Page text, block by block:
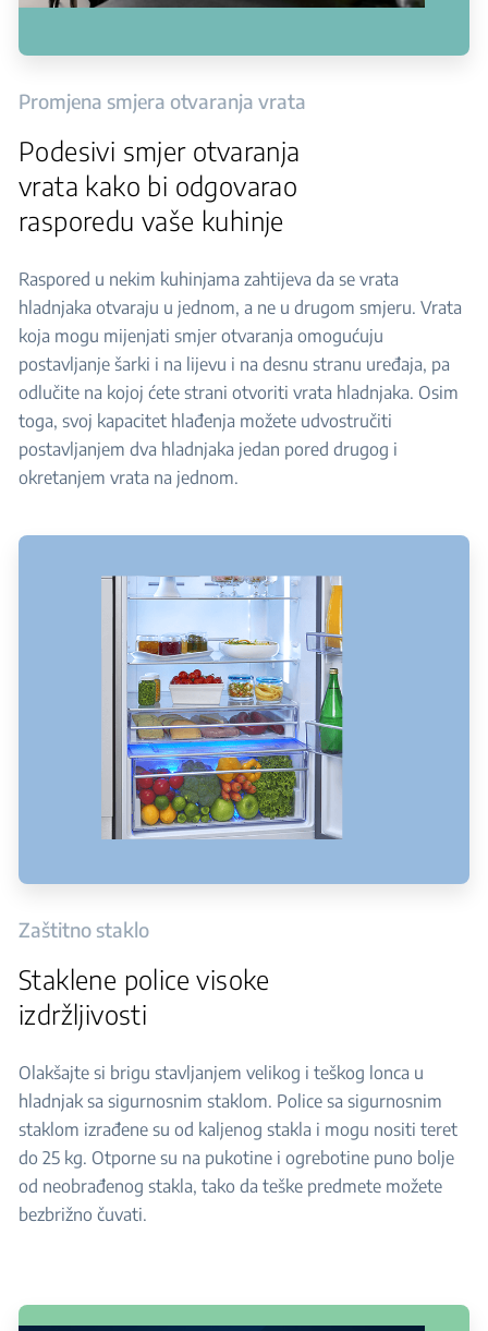
Promjena smjera otvaranja vrata
Podesivi smjer otvaranja
vrata kako bi odgovarao
rasporedu vaše kuhinje
Raspored u nekim kuhinjama zahtijeva da se vrata
hladnjaka otvaraju u jednom, a ne u drugom smjeru. Vrata
koja mogu mijenjati smjer otvaranja omogućuju
postavljanje šarki i na lijevu i na desnu stranu uređaja, pa
odlučite na kojoj ćete strani otvoriti vrata hladnjaka. Osim
toga, svoj kapacitet hlađenja možete udvostručiti
postavljanjem dva hladnjaka jedan pored drugog i
okretanjem vrata na jednom.
Zaštitno staklo
Staklene police visoke
izdržljivosti
Olakšajte si brigu stavljanjem velikog i teškog lonca u
hladnjak sa sigurnosnim staklom. Police sa sigurnosnim
staklom izrađene su od kaljenog stakla i mogu nositi teret
do 25 kg. Otporne su na pukotine i ogrebotine puno bolje
od neobrađenog stakla, tako da teške predmete možete
bezbrižno čuvati.